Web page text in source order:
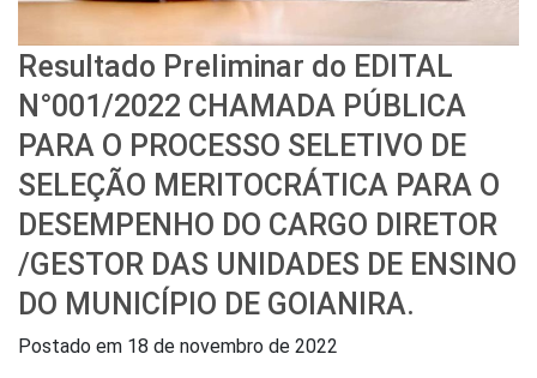
Resultado Preliminar do EDITAL
N°001/2022 CHAMADA PÚBLICA
PARA O PROCESSO SELETIVO DE
SELEÇÃO MERITOCRÁTICA PARA O
DESEMPENHO DO CARGO DIRETOR
/GESTOR DAS UNIDADES DE ENSINO
DO MUNICÍPIO DE GOIANIRA.
Postado em 18 de novembro de 2022